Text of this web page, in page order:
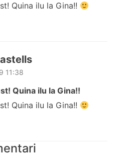
Quina ilu la Gina!!
11:38
Quina ilu la Gina!!
Quina ilu la Gina!!